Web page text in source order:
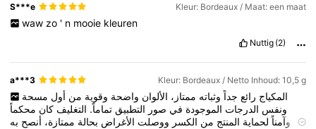
S***e Kleur: Bordeaux / Maat: een maat
waw zo ' n mooie kleuren
Nuttig (2)
a***3 Kleur: Bordeaux / Netto Inhoud: 10,5 g
المكياج رائع جداً وثباته ممتاز، الألوان واضحة وقوية من أول مسحة
ونفس الدرجات الموجودة في صور التطبيق تماماً. التغليف كان محكماً
وآمناً لحماية المنتج من الكسر ووصلت الأغراض بحالة ممتازة، أنصح به